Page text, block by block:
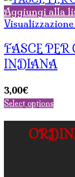
Aggiungi alla
FASCE PER
INDIANA
3,00€
Select options